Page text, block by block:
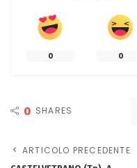
0 0
0 SHARES
ARTICOLO PRECEDENTE